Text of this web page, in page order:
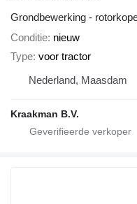
Grondbewerking -
Conditie nieuw
Type voor tractor
Nederland, Maasdam
Kraakman B.V.